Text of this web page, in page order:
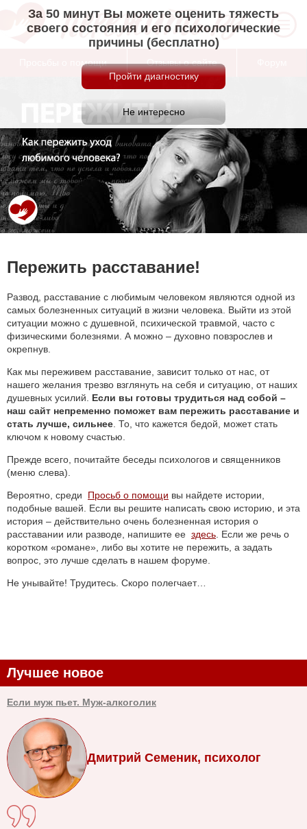
За 50 минут Вы можете оценить тяжесть
своего состояния и его психологические
причины (бесплатно)
Просьбы о помощи Отзывы о сайте
Пережить расставание!
Развод, расставание с любимым человеком являются одной из
самых болезненных ситуаций в жизни человека. Выйти из этой
ситуации можно с душевной, психической травмой, часто с
физическими болезнями. А можно – духовно повзрослев и
окрепнув.
Как мы переживем расставание, зависит только от нас, от
нашего желания трезво взглянуть на себя и ситуацию, от наших
душевных усилий. Если вы готовы трудиться над собой –
наш сайт непременно поможет вам пережить расставание и
стать лучше, сильнее . То, что кажется бедой, может стать
ключом к новому счастью.
Прежде всего, почитайте беседы психологов и священников
(меню слева).
Вероятно, среди Просьб о помощи вы найдете истории,
подобные вашей. Если вы решите написать свою историю, и эта
история – действительно очень болезненная история о
расставании или разводе, напишите ее здесь . Если же речь о
коротком «романе», либо вы хотите не пережить, а задать
вопрос, это лучше сделать в нашем форуме.
Не унывайте! Трудитесь. Скоро полегчает…
Лучшее новое
Если муж пьет. Муж-алкоголик
Дмитрий Семеник, психолог